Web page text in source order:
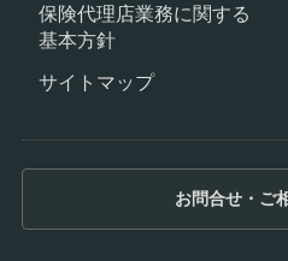
お問合せ・ご
保険代理店業務に関する
基本方針
サイトマップ